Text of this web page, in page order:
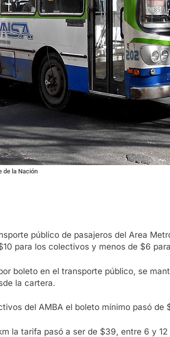
de la Nación
público de pasajeros del Area
para los colectivos y menos de $6
boleto en el transporte público, se
la cartera.
del AMBA el boleto mínimo pasó
la tarifa pasó a ser de $39, entre 6 y